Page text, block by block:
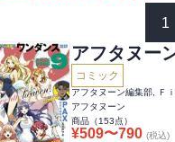
1
アフタヌー
コミック
アフタヌーン
商品（153点）
¥509〜790 (税込)